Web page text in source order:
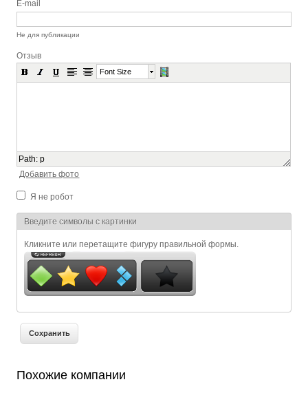
E-mail
Не для публикации
Отзыв
Font Size
Path:p
Добавить фото
Я не робот
Я спамер
Введите символы с картинки
Кликните или перетащите фигуру правильной формы.
Похожие компании